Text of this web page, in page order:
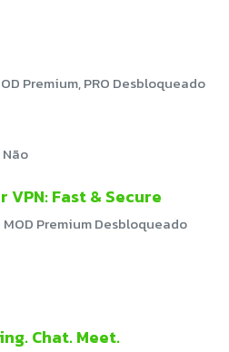
Premium, PRO Desbloqueado
Não
Fast & Secure
MOD Premium Desbloqueado
Chat. Meet.